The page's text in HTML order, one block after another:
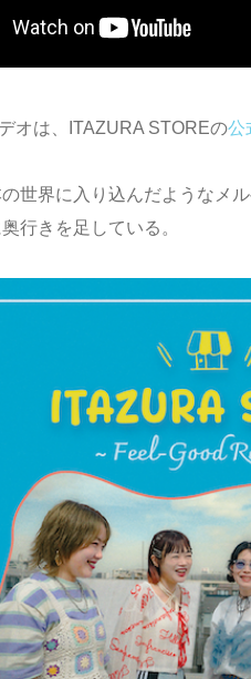
オは、ITAZURA STOREの公
世界に入り込んだようなメ
行きを足している。